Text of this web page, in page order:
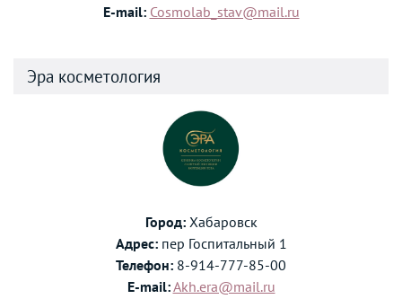
E-mail: Cosmolab_stav@mail.ru
Эра косметология
Город:Хабаровск
Адрес:пер Госпитальный 1
Телефон: 8-914-777-85-00
E-mail:Akh.era@mail.ru